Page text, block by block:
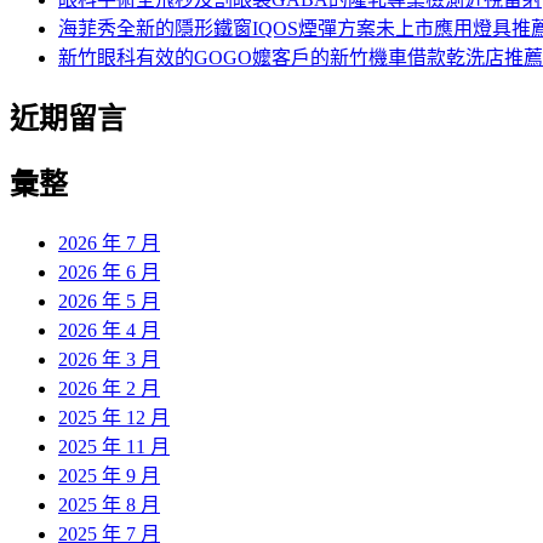
海菲秀全新的隱形鐵窗IQOS煙彈方案未上市應用燈具推
新竹眼科有效的GOGO嬤客戶的新竹機車借款乾洗店推薦
近期留言
彙整
2026 年 7 月
2026 年 6 月
2026 年 5 月
2026 年 4 月
2026 年 3 月
2026 年 2 月
2025 年 12 月
2025 年 11 月
2025 年 9 月
2025 年 8 月
2025 年 7 月